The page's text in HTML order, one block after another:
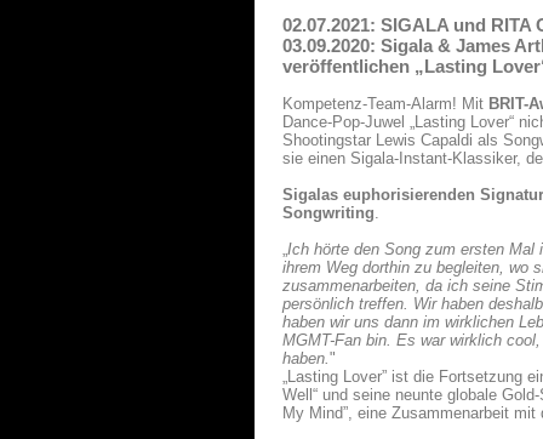
02.07.2021: SIGALA und
03.09.2020: Sigala & James
veröffentlichen „Lasting
Kompetenz-Team-Alarm! Mit BRIT-
Dance-Pop-Juwel „Lasting Lover“
Shootingstar Lewis Capaldi als
sie einen Sigala-Instant-Klassiker,
Sigalas euphorisierenden
Songwriting.
„Ich hörte den Song zum ersten Mal
ihrem Weg dorthin zu begleiten, wo
zusammenarbeiten, da ich seine
persönlich treffen. Wir haben
haben wir uns dann im wirklichen
MGMT-Fan bin. Es war wirklich
haben."
„Lasting Lover” ist die Fortsetzung
Well“ und seine neunte globale
My Mind”, eine Zusammenarbeit